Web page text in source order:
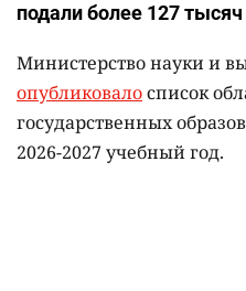
подали более 127
Министерство науки и
опубликовалосписок
государственных
2026-2027 учебный год.